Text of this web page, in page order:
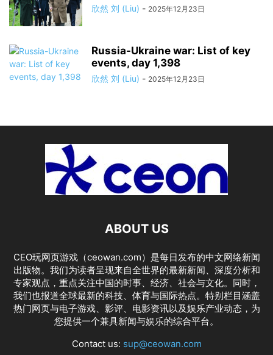
欣然 刘 (Liu) - 2025年12月23日
Russia-Ukraine war: List of key
events, day 1,398
欣然 刘 (Liu) - 2025年12月23日
ABOUT US
CEO玩网页游戏（ceowan.com）是每日发布的中文网络新闻
出版物。我们为读者呈现来自全世界的最新新闻、深度分析和
专家观点，重点关注中国的时事、经济、社会与文化。同时，
我们也报道全球最新的科技、体育与国际热点。特别栏目涵盖
热门网页与电子游戏、影评、电影资讯以及娱乐产业动态，为
您提供一个兼具新闻与娱乐的综合平台。
Contact us: sup@ceowan.com